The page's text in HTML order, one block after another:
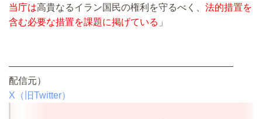
当庁は高貴なるイラン国民の権利を守るべく、 法的措置を
含む必要な措置を課題に掲げている 」
————————————————————————
配信元）
X（旧Twitter）